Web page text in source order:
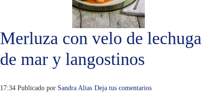
Merluza con velo de lechuga
de mar y langostinos
17:34 Publicado por Sandra Alias Deja tus comentarios